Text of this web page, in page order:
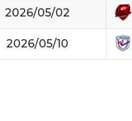
2026/05/02
2026/05/10